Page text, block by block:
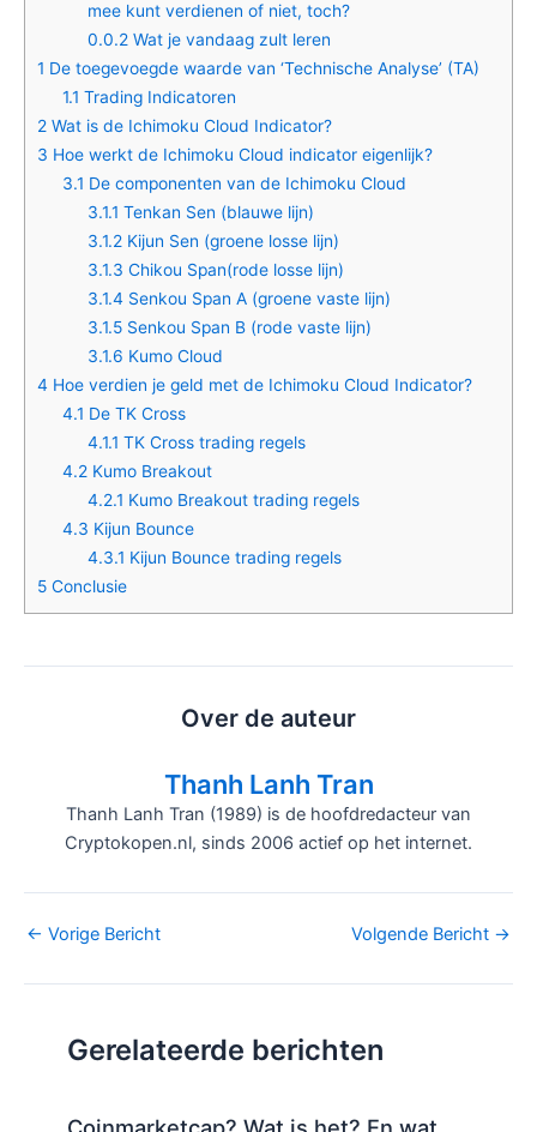
mee kunt verdienen of niet, toch?
0.0.2Wat je vandaag zult leren
1 De toegevoegde waarde van ‘Technische Analyse’ (TA)
1.1 Trading Indicatoren
2 Wat is de Ichimoku Cloud Indicator?
3 Hoe werkt de Ichimoku Cloud indicator eigenlijk?
3.1 De componenten van de Ichimoku Cloud
3.1.1 Tenkan Sen (blauwe lijn)
3.1.2Kijun Sen (groene losse lijn)
3.1.3 Chikou Span(rode losse lijn)
3.1.4 Senkou Span A (groene vaste lijn)
3.1.5Senkou Span B (rode vaste lijn)
3.1.6 Kumo Cloud
4 Hoe verdien je geld met de Ichimoku Cloud Indicator?
4.1 De TK Cross
4.1.1 TK Cross trading regels
4.2Kumo Breakout
4.2.1 Kumo Breakout trading regels
4.3 Kijun Bounce
4.3.1 Kijun Bounce trading regels
5 Conclusie
Over de auteur
Thanh Lanh Tran
Thanh Lanh Tran (1989) is de hoofdredacteur van
Cryptokopen.nl, sinds 2006 actief op het internet.
Bericht
← Vorige Bericht Volgende Bericht →
Gerelateerde berichten